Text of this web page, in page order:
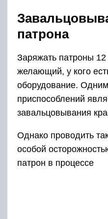
патрона
Заряжать патроны
желающий, у кого
оборудование.
приспособлений
завальцовывания
Однако проводить
особой
патрон в процессе